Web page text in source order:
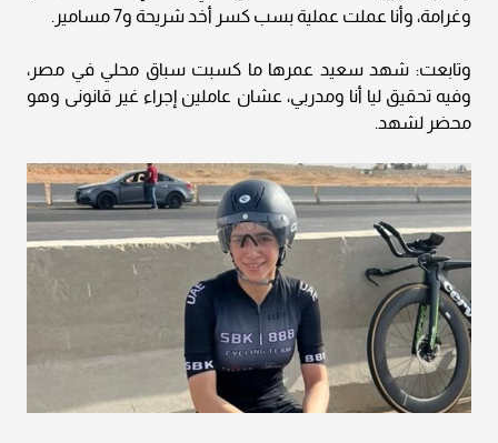
وغرامة، وأنا عملت عملية بسب كسر أخد شريحة و7 مسامير.
وتابعت: شهد سعيد عمرها ما كسبت سباق محلي في مصر،
وفيه تحقيق ليا أنا ومدربي، عشان عاملين إجراء غير قانونى وهو
محضر لشهد.